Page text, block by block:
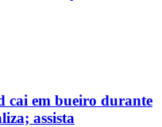
cai em bueiro durante
assista